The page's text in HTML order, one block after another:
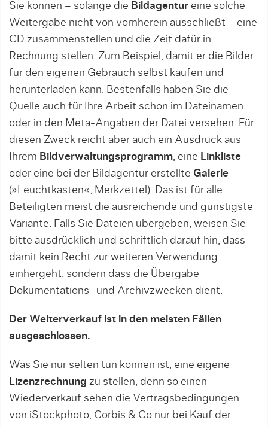
Sie können – solange die Bildagentur eine solche
Weitergabe nicht von vornherein ausschließt – eine
CD zusammenstellen und die Zeit dafür in
Rechnung stellen. Zum Beispiel, damit er die Bilder
für den eigenen Gebrauch selbst kaufen und
herunterladen kann. Bestenfalls haben Sie die
Quelle auch für Ihre Arbeit schon im Dateinamen
oder in den Meta-Angaben der Datei versehen. Für
diesen Zweck reicht aber auch ein Ausdruck aus
Ihrem Bildverwaltungsprogramm, eine Linkliste
oder eine bei der Bildagentur erstellte Galerie
(»Leuchtkasten«, Merkzettel). Das ist für alle
Beteiligten meist die ausreichende und günstigste
Variante. Falls Sie Dateien übergeben, weisen Sie
bitte ausdrücklich und schriftlich darauf hin, dass
damit kein Recht zur weiteren Verwendung
einhergeht, sondern dass die Übergabe
Dokumentations- und Archivzwecken dient.
Der Weiterverkauf ist in den meisten Fällen
ausgeschlossen.
Was Sie nur selten tun können ist, eine eigene
Lizenzrechnung zu stellen, denn so einen
Wiederverkauf sehen die Vertragsbedingungen
von iStockphoto, Corbis & Co nur bei Kauf der